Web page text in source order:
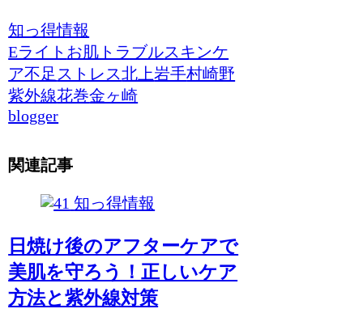
知っ得情報
Eライト お肌トラブルスキンケ
ア不足 ストレス北上岩手村崎野
紫外線花巻金ヶ崎
blogger
関連記事
知っ得情報
日焼け後のアフターケアで
美肌を守ろう！正しいケア
方法と紫外線対策